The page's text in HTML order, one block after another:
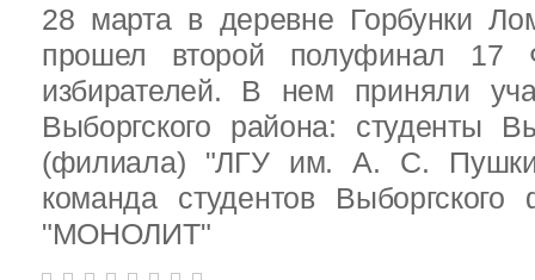
28 марта в деревне Горбунки
прошел второй полуфинал 17
избирателей. В нем приняли
Выборгского района: студенты
(филиала) "ЛГУ им. А. С.
команда студентов
"МОНОЛИТ"